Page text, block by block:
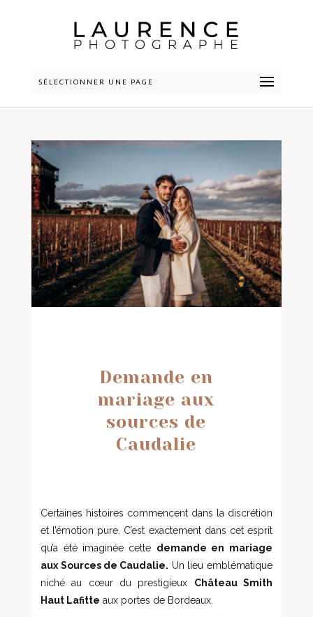
SÉLECTIONNER UNE PAGE
Demande en
mariage aux
sources de
Caudalie
Certaines histoires commencent dans la discrétion
et l’émotion pure. C’est exactement dans cet esprit
qu’a été imaginée cette demande en mariage
aux Sources de Caudalie. Un lieu emblématique
niché au cœur du prestigieux Château Smith
Haut Lafitte aux portes de Bordeaux.